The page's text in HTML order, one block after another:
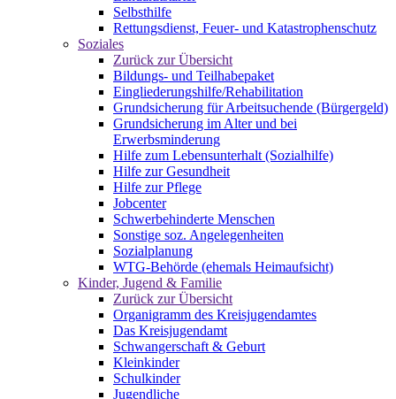
Selbsthilfe
Rettungsdienst, Feuer- und Katastrophenschutz
Soziales
Zurück zur Übersicht
Bildungs- und Teilhabepaket
Eingliederungshilfe/Rehabilitation
Grundsicherung für Arbeitsuchende (Bürgergeld)
Grundsicherung im Alter und bei
Erwerbsminderung
Hilfe zum Lebensunterhalt (Sozialhilfe)
Hilfe zur Gesundheit
Hilfe zur Pflege
Jobcenter
Schwerbehinderte Menschen
Sonstige soz. Angelegenheiten
Sozialplanung
WTG-Behörde (ehemals Heimaufsicht)
Kinder, Jugend & Familie
Zurück zur Übersicht
Organigramm des Kreisjugendamtes
Das Kreisjugendamt
Schwangerschaft & Geburt
Kleinkinder
Schulkinder
Jugendliche